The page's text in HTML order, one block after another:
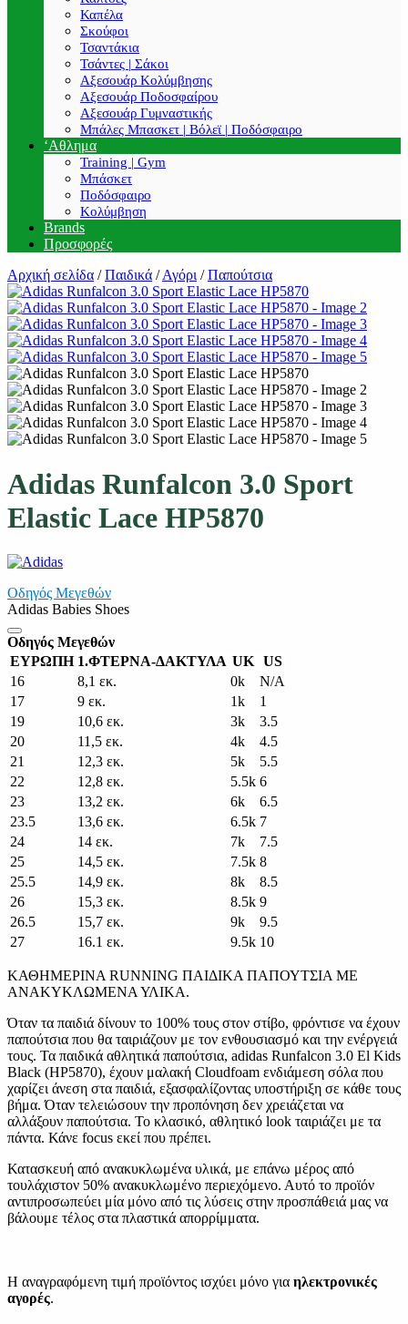
Καπέλα
Σκούφοι
Τσαντάκια
Τσάντες | Σάκοι
Αξεσουάρ Κολύμβησης
Αξεσουάρ Ποδοσφαίρου
Αξεσουάρ Γυμναστικής
Μπάλες Μπασκετ | Βόλεϊ | Ποδόσφαιρο
‘Αθλημα
Training | Gym
Μπάσκετ
Ποδόσφαιρο
Κολύμβηση
Brands
Προσφορές
Αρχική σελίδα / Παιδικά /Αγόρι / Παπούτσια
Adidas Runfalcon 3.0 Sport
Elastic Lace HP5870
Οδηγός Μεγεθών
Adidas Babies Shoes
Οδηγός Μεγεθών
ΕΥΡΩΠΗ 1.ΦΤΕΡΝΑ-ΔΑΚΤΥΛΑ UK US
16
8,1 εκ. 0k
N/A
17
9 εκ. 1k
1
19
10,6 εκ. 3k
3.5
20
11,5 εκ. 4k
4.5
21
12,3 εκ. 5k
5.5
22
12,8 εκ. 5.5k 6
23
13,2 εκ. 6k
6.5
23.5
13,6 εκ. 6.5k 7
24
14 εκ. 7k
7.5
25
14,5 εκ. 7.5k 8
25.5
14,9 εκ. 8k
8.5
26
15,3 εκ. 8.5k 9
26.5
15,7 εκ. 9k
9.5
27
16.1 εκ. 9.5k 10
ΚΑΘΗΜΕΡΙΝΑ RUNNING ΠΑΙΔΙΚΑ ΠΑΠΟΥΤΣΙΑ ΜΕ
ΑΝΑΚΥΚΛΩΜΕΝΑ ΥΛΙΚΑ.
Όταν τα παιδιά δίνουν το 100% τους στον στίβο, φρόντισε να έχουν
παπούτσια που θα ταιριάζουν με τον ενθουσιασμό και την ενέργειά
τους. Τα παιδικά αθλητικά παπούτσια, adidas Runfalcon 3.0 El Kids
Black (HP5870), έχουν μαλακή Cloudfoam ενδιάμεση σόλα που
χαρίζει άνεση στα παιδιά, εξασφαλίζοντας υποστήριξη σε κάθε τους
βήμα. Όταν τελειώσουν την προπόνηση δεν χρειάζεται να
αλλάξουν παπούτσια. Το κλασικό, αθλητικό look ταιριάζει με τα
πάντα. Κάνε focus εκεί που πρέπει.
Κατασκευή από ανακυκλωμένα υλικά, με επάνω μέρος από
τουλάχιστον 50% ανακυκλωμένο περιεχόμενο. Αυτό το προϊόν
αντιπροσωπεύει μία μόνο από τις λύσεις στην προσπάθειά μας να
βάλουμε τέλος στα πλαστικά απορρίμματα.
Η αναγραφόμενη τιμή προϊόντος ισχύει μόνο για ηλεκτρονικές
αγορές.